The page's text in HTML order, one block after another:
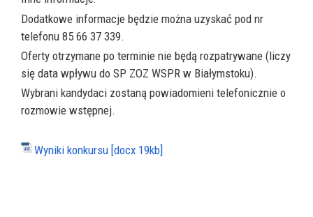
Dodatkowe informacje będzie można uzyskać pod nr
telefonu 85 66 37 339.
Oferty otrzymane po terminie nie będą rozpatrywane (liczy
się data wpływu do SP ZOZ WSPR w Białymstoku).
Wybrani kandydaci zostaną powiadomieni telefonicznie o
rozmowie wstępnej.
Wyniki konkursu [docx 19kb]